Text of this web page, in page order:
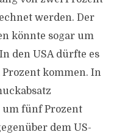
werden. Der
könnte sogar um
den USA dürfte es
kommen. In
fünf Prozent
dem US-